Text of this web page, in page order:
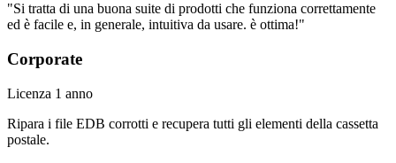
"Si tratta di una buona suite di prodotti che funziona correttamente
ed è facile e, in generale, intuitiva da usare. è ottima!"
Corporate
Licenza 1 anno
Ripara i file EDB corrotti e recupera tutti gli elementi della cassetta
postale.